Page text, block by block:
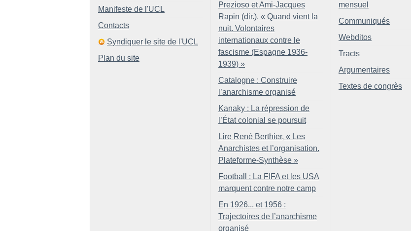
Manifeste de l'UCL
Contacts
Syndiquer le site de l'UCL
Plan du site
Prezioso et Ami-Jacques
Rapin (dir.), « Quand vient la
nuit. Volontaires
internationaux contre le
fascisme (Espagne 1936-
1939) »
Catalogne : Construire
l’anarchisme organisé
Kanaky : La répression de
l’État colonial se poursuit
Lire René Berthier, « Les
Anarchistes et l’organisation.
Plateforme-Synthèse »
Football : La FIFA et les USA
marquent contre notre camp
En 1926... et 1956 :
Trajectoires de l’anarchisme
organisé
mensuel
Communiqués
Webditos
Tracts
Argumentaires
Textes de congrès